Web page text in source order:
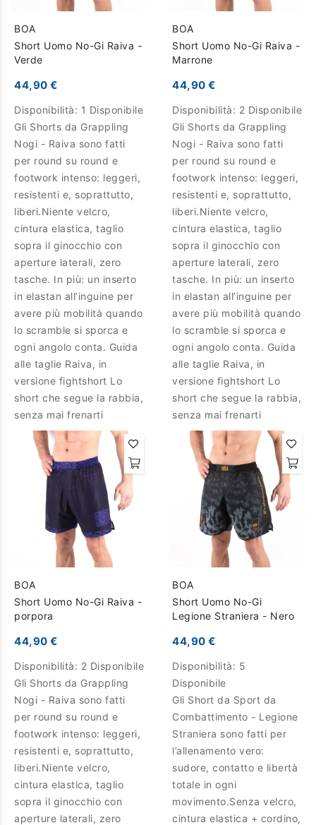
BOA
Short Uomo No-Gi Raiva -
Verde
44,90 €
Disponibilità: 1 Disponibile
Gli Shorts da Grappling
Nogi - Raiva sono fatti
per round su round e
footwork intenso: leggeri,
resistenti e, soprattutto,
liberi.Niente velcro,
cintura elastica, taglio
sopra il ginocchio con
aperture laterali, zero
tasche. In più: un inserto
in elastan all’inguine per
avere più mobilità quando
lo scramble si sporca e
ogni angolo conta. Guida
alle taglie Raiva, in
versione fightshort Lo
short che segue la rabbia,
senza mai frenarti
BOA
Short Uomo No-Gi Raiva -
Marrone
44,90 €
Disponibilità: 2 Disponibile
Gli Shorts da Grappling
Nogi - Raiva sono fatti
per round su round e
footwork intenso: leggeri,
resistenti e, soprattutto,
liberi.Niente velcro,
cintura elastica, taglio
sopra il ginocchio con
aperture laterali, zero
tasche. In più: un inserto
in elastan all’inguine per
avere più mobilità quando
lo scramble si sporca e
ogni angolo conta. Guida
alle taglie Raiva, in
versione fightshort Lo
short che segue la rabbia,
senza mai frenarti
BOA
Short Uomo No-Gi Raiva -
porpora
44,90 €
Disponibilità: 2 Disponibile
Gli Shorts da Grappling
Nogi - Raiva sono fatti
per round su round e
footwork intenso: leggeri,
resistenti e, soprattutto,
liberi.Niente velcro,
cintura elastica, taglio
sopra il ginocchio con
aperture laterali, zero
BOA
Short Uomo No-Gi
Legione Straniera - Nero
44,90 €
Disponibilità: 5
Disponibile
Gli Short da Sport da
Combattimento - Legione
Straniera sono fatti per
l’allenamento vero:
sudore, contatto e libertà
totale in ogni
movimento.Senza velcro,
cintura elastica + cordino,